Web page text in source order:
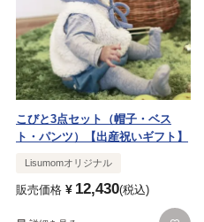
こびと3点セット（帽子・ベス
ト・パンツ）【出産祝いギフト】
Lisumomオリジナル
販売価格 ¥ 12,430 税込